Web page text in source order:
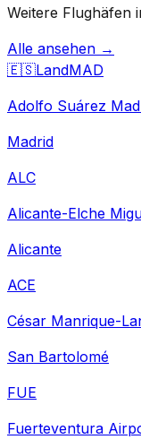
Weitere Flughäfen
Alle ansehen →
🇪🇸LandMAD
Adolfo Suárez
Madrid
ALC
Alicante-Elche
Alicante
ACE
César Manrique-
San Bartolomé
FUE
Fuerteventura